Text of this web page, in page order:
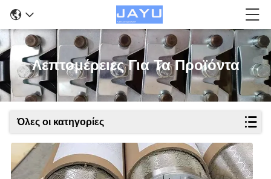
Λεπτομέρειες Για Τα Προϊόντα
Όλες οι κατηγορίες